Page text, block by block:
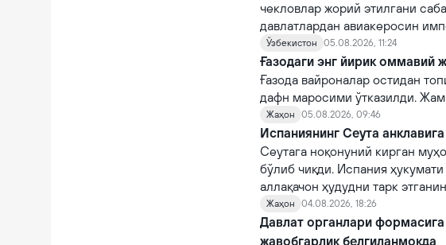
чекловлар жорий этилгани
давлатлардан авиакеросин
Ўзбекистон 05.08.2026, 11:24
Ғазодаги энг йирик оммавий
Ғазода вайроналар остидан
дафн маросими ўтказилди.
Жаҳон 05.08.2026, 09:46
Испаниянинг Сеута
Сеутага ноқонуний кирган
бўлиб чиқди. Испания
аллақачон ҳудудни тарк
Жаҳон 04.08.2026, 18:26
Давлат органлари
жавобгарлик белгиланмоқда